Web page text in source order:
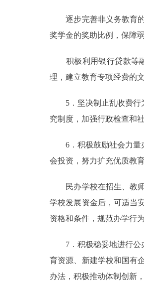
逐步完善非义务教育的
奖学金的奖助比例，保障
积极利用银行贷款等融
理，建立教育专项经费的
5．坚决制止乱收费行为
究制度，加强行政检查和
6．积极鼓励社会力量办
会投资，努力扩充优质教
民办学校在招生、教师
学校发展资金后，可适当
资格和条件，规范办学行
7．积极稳妥地进行公办
育资源、新建学校和国有
办法，积极推动体制创新